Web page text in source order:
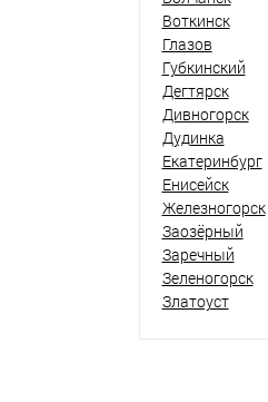
Воткинск
Глазов
Губкинский
Дегтярск
Дивногорск
Дудинка
Екатеринбург
Енисейск
Железногорск
Заозёрный
Заречный
Зеленогорск
Златоуст